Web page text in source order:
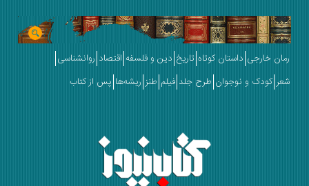
خارجی داستان کوتاه تاریخ دین و فلسفه اقتصاد روانشناسی
کودک و نوجوان طرح جلد فیلم طنز ریشه‌ها پس از کتاب